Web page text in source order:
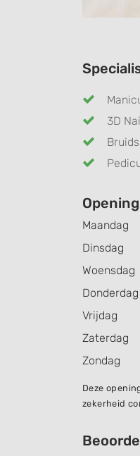
3D
Maandag
Dinsdag
Woensdag
Donderdag
Vrijdag
Zaterdag
Zondag
Deze
zekerheid